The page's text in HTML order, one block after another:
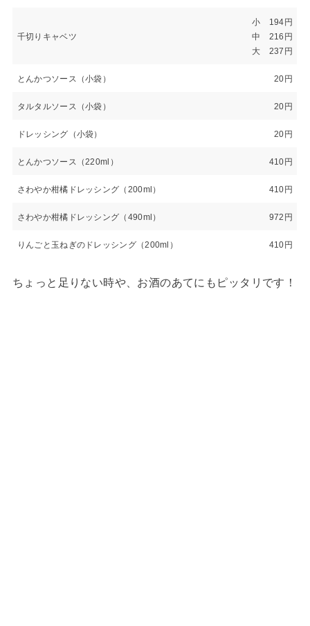
千切りキャベツ
小 194円
中 216円
大 237円
とんかつソース（小袋） 20円
タルタルソース（小袋） 20円
ドレッシング（小袋） 20円
とんかつソース（220ml） 410円
さわやか柑橘ドレッシング（200ml） 410円
さわやか柑橘ドレッシング（490ml） 972円
りんごと玉ねぎのドレッシング（200ml） 410円
ちょっと足りない時や、お酒のあてにもピッタリです！